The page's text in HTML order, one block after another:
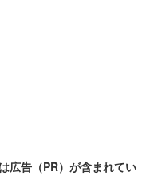
広告（PR）が含まれてい